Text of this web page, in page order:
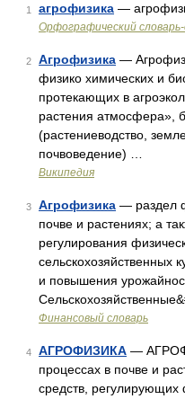
1 агрофизика —
Орфографический словарь-
2 Агрофизика —
физико химических и
протекающих в
растения атмосфера»,
(растениеводство,
почвоведение) …
Википедия
3 Агрофизика — раздел
почве и растениях; а
регулирования
сельскохозяйственных
и повышения
Финансовый словарь
4 АГРОФИЗИКА —
процессах в почве и
средств, регулирующих